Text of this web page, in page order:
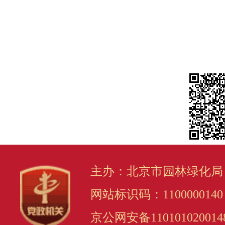
主办：北京市园林绿化
网站标识码：1100000140
京公网安备